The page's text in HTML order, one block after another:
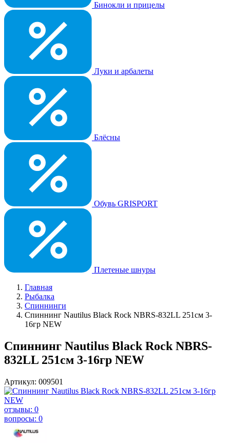
Бинокли и прицелы
Луки и арбалеты
Блёсны
Обувь GRISPORT
Плетеные шнуры
Главная
Рыбалка
Спиннинги
Спиннинг Nautilus Black Rock NBRS-832LL 251см 3-
16гр NEW
Спиннинг Nautilus Black Rock NBRS-
832LL 251см 3-16гр NEW
Артикул: 009501
отзывы: 0
вопросы: 0